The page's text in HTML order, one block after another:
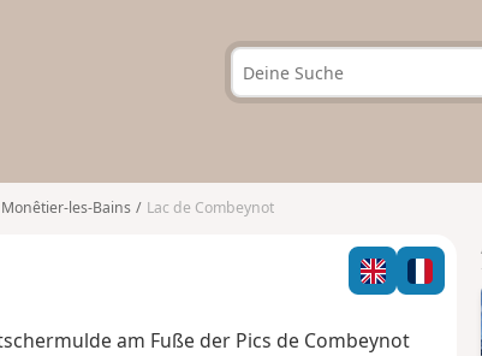
Monêtier-les-Bains Lac de Combeynot
am Fuße der Pics de Combeynot